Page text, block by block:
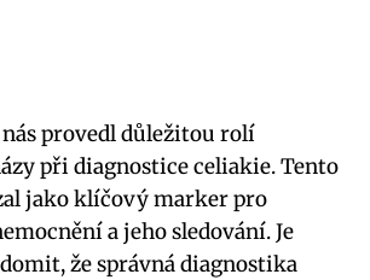
provedl důležitou rolí
při diagnostice celiakie. Tento
jako klíčový marker pro
a jeho sledování. Je
že správná diagnostika